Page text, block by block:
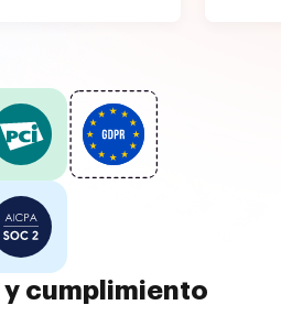
cumplimiento